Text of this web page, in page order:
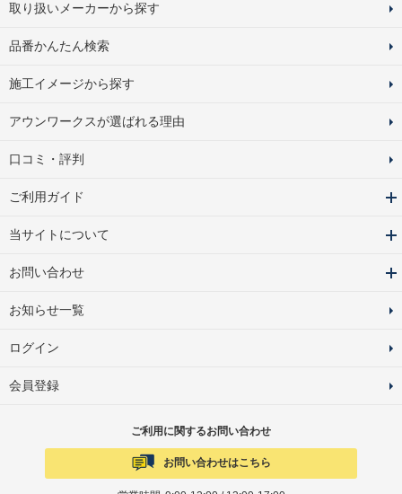
取り扱いメーカーから探す
品番かんたん検索
施工イメージから探す
アウンワークスが選ばれる理由
口コミ・評判
ご利用ガイド
当サイトについて
お問い合わせ
お知らせ一覧
ログイン
会員登録
ご利用に関するお問い合わせ
お問い合わせはこちら